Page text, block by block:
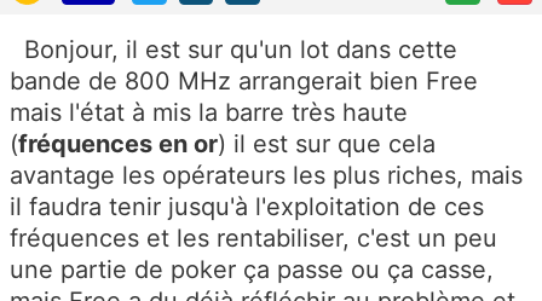
Bonjour, il est sur qu'un lot dans cette
bande de 800 MHz arrangerait bien Free
mais l'état à mis la barre très haute
(fréquences en or) il est sur que cela
avantage les opérateurs les plus riches, mais
il faudra tenir jusqu'à l'exploitation de ces
fréquences et les rentabiliser, c'est un peu
une partie de poker ça passe ou ça casse,